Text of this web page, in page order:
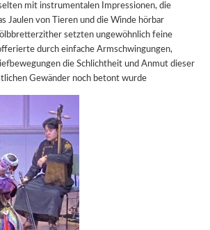
mit instrumentalen Impressionen, die
Jaulen von Tieren und die Winde hörbar
setzten ungewöhnlich feine
durch einfache Armschwingungen,
die Schlichtheit und Anmut dieser
Gewänder noch betont wurde